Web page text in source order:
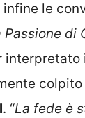
le
Passione di
interpretato
. “La fede è